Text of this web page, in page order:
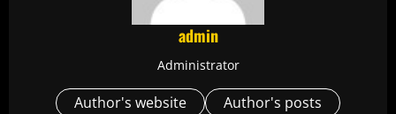
admin
Administrator
Author's website Author's posts